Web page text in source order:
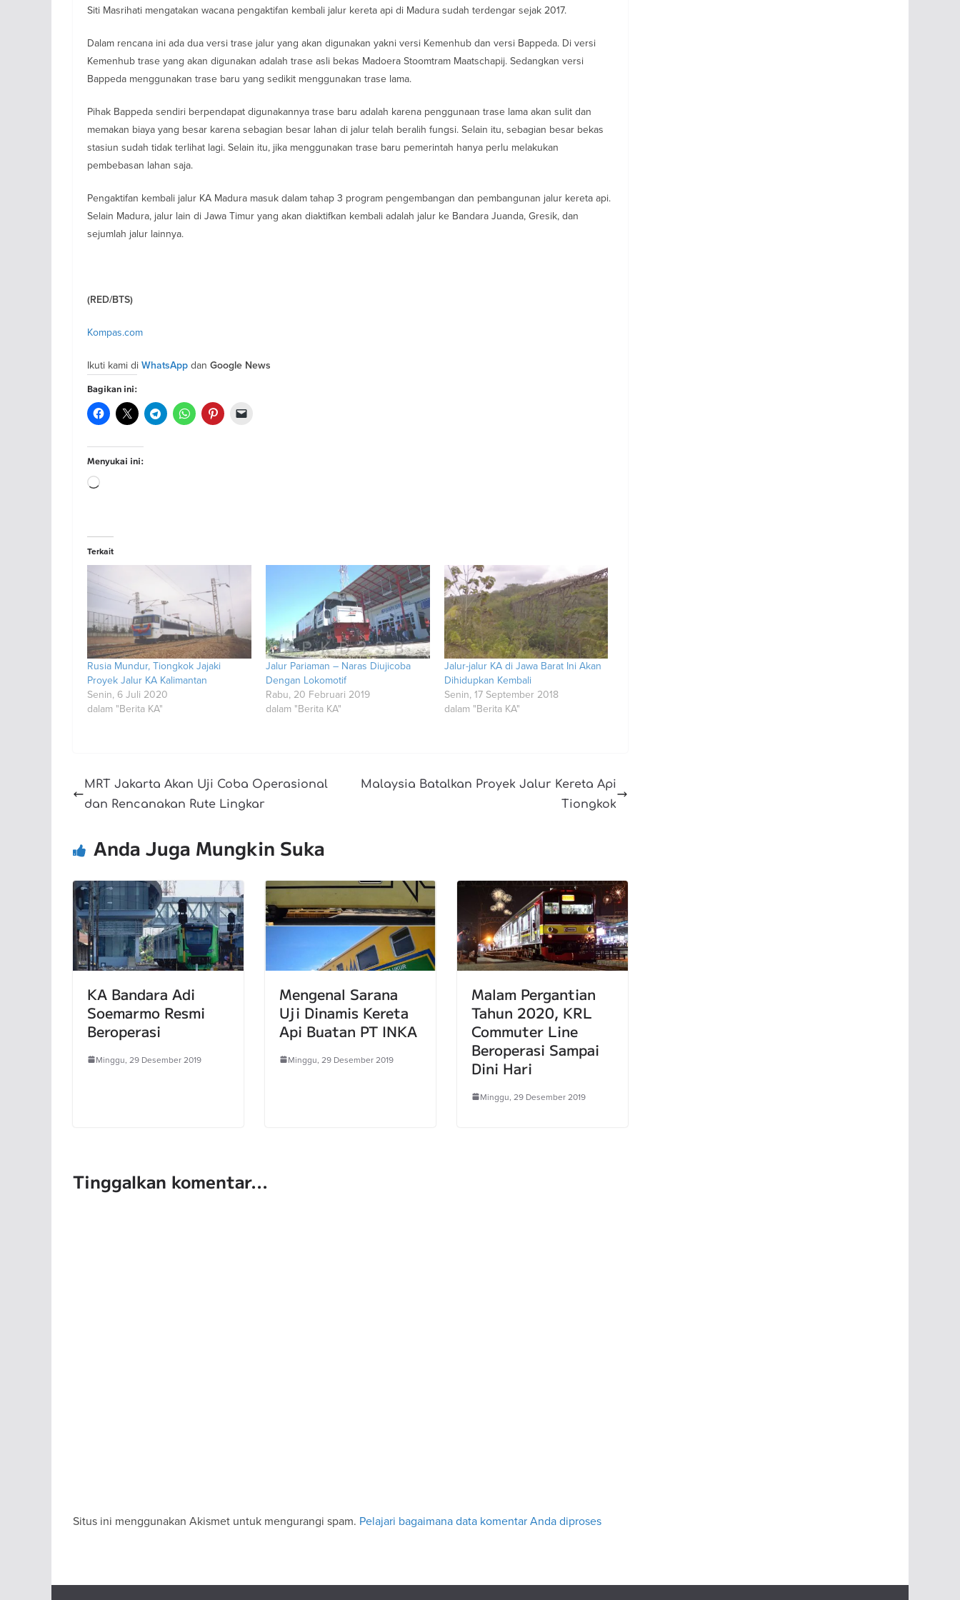
Siti Masrihati mengatakan wacana pengaktifan kembali jalur kereta api di Madura sudah terdengar sejak 2017.
Dalam rencana ini ada dua versi trase jalur yang akan digunakan yakni versi Kemenhub dan versi Bappeda. Di versi
Kemenhub trase yang akan digunakan adalah trase asli bekas Madoera Stoomtram Maatschapij. Sedangkan versi
Bappeda menggunakan trase baru yang sedikit menggunakan trase lama.
Pihak Bappeda sendiri berpendapat digunakannya trase baru adalah karena penggunaan trase lama akan sulit dan
memakan biaya yang besar karena sebagian besar lahan di jalur telah beralih fungsi. Selain itu, sebagian besar bekas
stasiun sudah tidak terlihat lagi. Selain itu, jika menggunakan trase baru pemerintah hanya perlu melakukan
pembebasan lahan saja.
Pengaktifan kembali jalur KA Madura masuk dalam tahap 3 program pengembangan dan pembangunan jalur kereta api.
Selain Madura, jalur lain di Jawa Timur yang akan diaktifkan kembali adalah jalur ke Bandara Juanda, Gresik, dan
sejumlah jalur lainnya.
(RED/BTS)
Kompas.com
Ikuti kami di WhatsApp dan Google News
Bagikan ini:
Menyukai ini:
Memuat...
Terkait
Rusia Mundur, Tiongkok Jajaki
Proyek Jalur KA Kalimantan
Senin, 6 Juli 2020
dalam "Berita KA"
Jalur Pariaman – Naras Diujicoba
Dengan Lokomotif
Rabu, 20 Februari 2019
dalam "Berita KA"
Jalur-jalur KA di Jawa Barat Ini Akan
Dihidupkan Kembali
Senin, 17 September 2018
dalam "Berita KA"
MRT Jakarta Akan Uji Coba Operasional
dan Rencanakan Rute Lingkar
Malaysia Batalkan Proyek Jalur Kereta Api
Tiongkok
Anda Juga Mungkin Suka
KA Bandara Adi
Soemarmo Resmi
Beroperasi
Minggu, 29 Desember 2019
Mengenal Sarana
Uji Dinamis Kereta
Api Buatan PT INKA
Minggu, 29 Desember 2019
Malam Pergantian
Tahun 2020, KRL
Commuter Line
Beroperasi Sampai
Dini Hari
Minggu, 29 Desember 2019
Tinggalkan komentar...
Situs ini menggunakan Akismet untuk mengurangi spam. Pelajari bagaimana data komentar Anda diproses